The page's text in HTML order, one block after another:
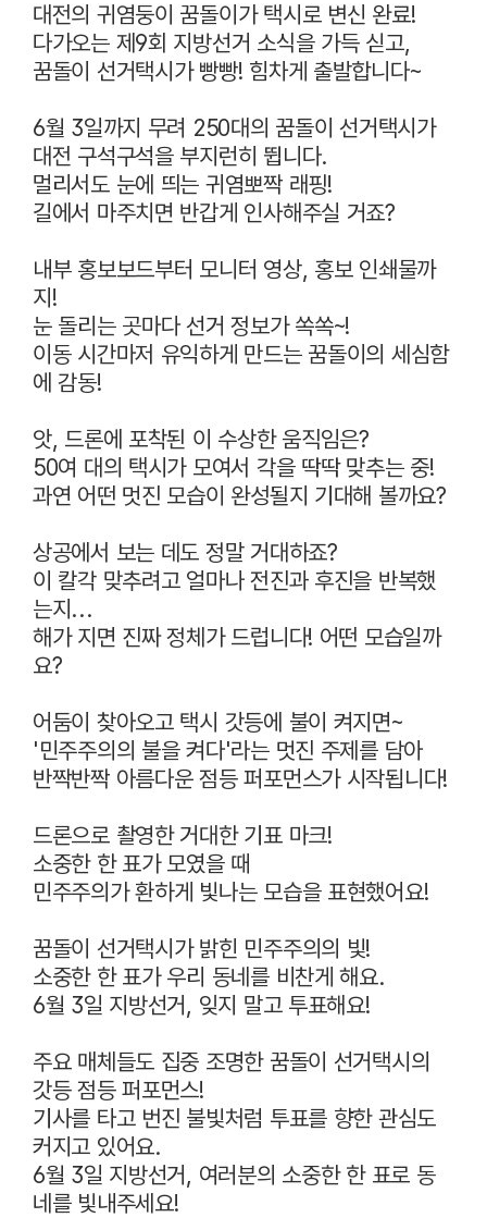
대전의 귀염둥이 꿈돌이가 택시로 변신 완료!
다가오는 제9회 지방선거 소식을 가득 싣고,
꿈돌이 선거택시가 빵빵! 힘차게 출발합니다~
6월 3일까지 무려 250대의 꿈돌이 선거택시가
대전 구석구석을 부지런히 뜁니다.
멀리서도 눈에 띄는 귀염뽀짝 래핑!
길에서 마주치면 반갑게 인사해주실 거죠?
내부 홍보보드부터 모니터 영상, 홍보 인쇄물까
지!
눈 돌리는 곳마다 선거 정보가 쏙쏙~!
이동 시간마저 유익하게 만드는 꿈돌이의 세심함
에 감동!
앗, 드론에 포착된 이 수상한 움직임은?
50여 대의 택시가 모여서 각을 딱딱 맞추는 중!
과연 어떤 멋진 모습이 완성될지 기대해 볼까요?
상공에서 보는 데도 정말 거대하죠?
이 칼각 맞추려고 얼마나 전진과 후진을 반복했
는지...
해가 지면 진짜 정체가 드럽니다! 어떤 모습일까
요?
어둠이 찾아오고 택시 갓등에 불이 켜지면~
'민주주의의 불을 켜다'라는 멋진 주제를 담아
반짝반짝 아름다운 점등 퍼포먼스가 시작됩니다!
드론으로 촬영한 거대한 기표 마크!
소중한 한 표가 모였을 때
민주주의가 환하게 빛나는 모습을 표현했어요!
꿈돌이 선거택시가 밝힌 민주주의의 빛!
소중한 한 표가 우리 동네를 비찬게 해요.
6월 3일 지방선거, 잊지 말고 투표해요!
주요 매체들도 집중 조명한 꿈돌이 선거택시의
갓등 점등 퍼포먼스!
기사를 타고 번진 불빛처럼 투표를 향한 관심도
커지고 있어요.
6월 3일 지방선거, 여러분의 소중한 한 표로 동
네를 빛내주세요!